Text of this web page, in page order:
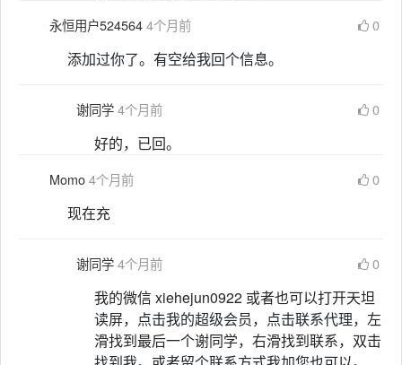
永恒用户5245644个月前 0
添加过你了。有空给我回个信息。
谢同学4个月前 0
好的，已回。
Momo4个月前 0
现在充
谢同学4个月前 0
我的微信 xiehejun0922 或者也可以打开天坦
读屏，点击我的超级会员，点击联系代理，左
滑找到最后一个谢同学，右滑找到联系，双击